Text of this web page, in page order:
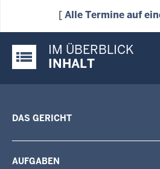
[Alle Termine auf
Justiz-Portal im Überblick:
IM ÜBERBLICK
INHALT
DAS GERICHT
AUFGABEN